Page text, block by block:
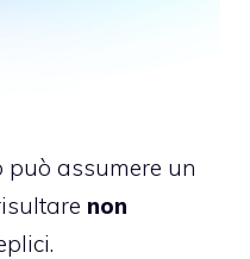
può assumere un
non